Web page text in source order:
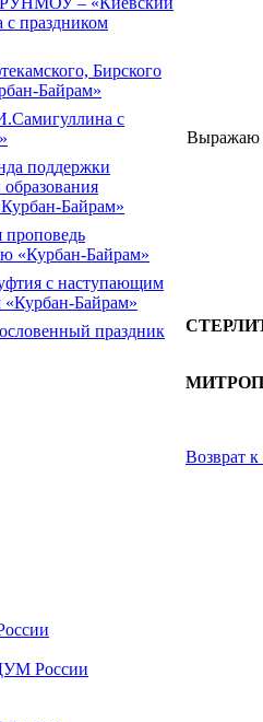
праздником
Бирского
Байрам»
с
поддержки
Байрам»
проповедь
«Курбан-Байрам»
с наступающим
«Курбан-Байрам»
праздник
Выражаю
Возврат
России